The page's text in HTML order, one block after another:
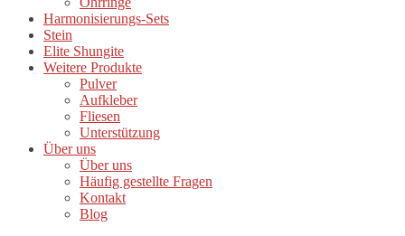
Harmonisierungs-Sets
Stein
Elite Shungite
Weitere Produkte
Pulver
Aufkleber
Fliesen
Unterstützung
Über uns
Über uns
Häufig gestellte Fragen
Kontakt
Blog